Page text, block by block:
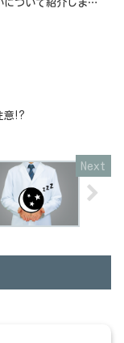
について紹介しま
意⁉